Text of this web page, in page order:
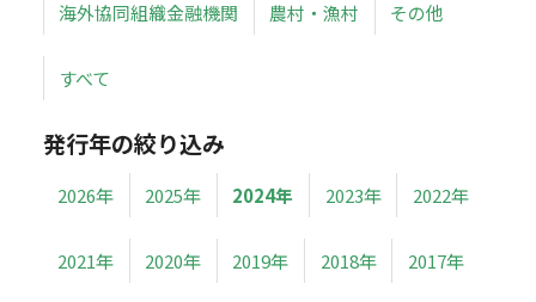
海外協同組織金融機関 農村・漁村 その他
すべて
発行年の絞り込み
2026年 2025年 2024年 2023年 2022年
2021年 2020年 2019年 2018年 2017年